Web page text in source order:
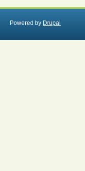
Powered by Drupal